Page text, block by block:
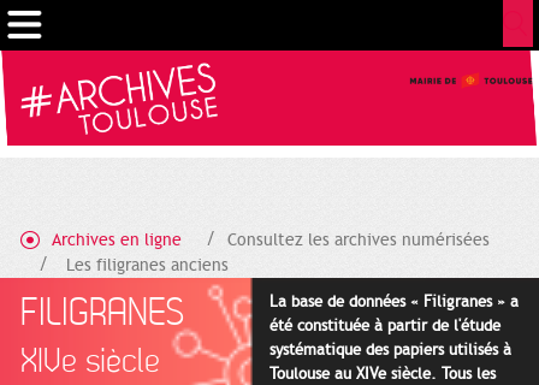
Archives en ligne
Consultez les archives numérisées
Les filigranes anciens
FILIGRANES
XIVe siècle
La base de données « Filigranes » a
été constituée à partir de l'étude
systématique des papiers utilisés à
Toulouse au XIVe siècle. Tous les
Cookies management panel